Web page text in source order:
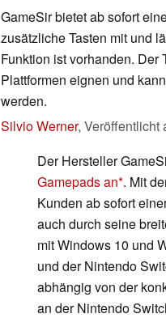
GameSir bietet ab sofort
zusätzliche Tasten mit und
Funktion ist vorhanden. Der
Plattformen eignen und
werden.
Silvio Werner, Veröffentlicht
Der Hersteller
Gamepads an . Mit
Kunden ab sofort
auch durch seine
mit Windows 10 und
und der Nintendo
abhängig von der
an der Nintendo